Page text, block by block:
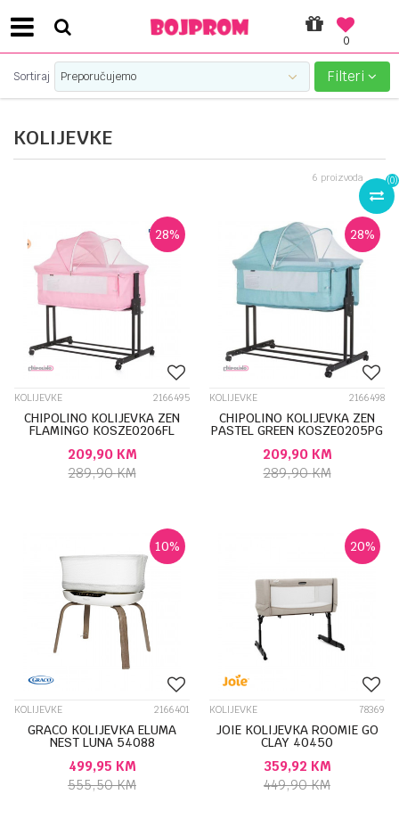
0
PLATI UNICREDIT KARTICOM NA RATE!
(0)
KOLIJEVKE
Sortiraj Filteri
6 proizvoda
28%
KOLIJEVKE 2166495
CHIPOLINO KOLIJEVKA ZEN
FLAMINGO KOSZE0206FL
209,90 KM
289,90KM
28%
KOLIJEVKE 2166498
CHIPOLINO KOLIJEVKA ZEN
PASTEL GREEN KOSZE0205PG
209,90 KM
289,90KM
10%
KOLIJEVKE 2166401
GRACO KOLIJEVKA ELUMA
NEST LUNA 54088
499,95 KM
555,50KM
20%
KOLIJEVKE 78369
JOIE KOLIJEVKA ROOMIE GO
CLAY 40450
359,92 KM
449,90KM